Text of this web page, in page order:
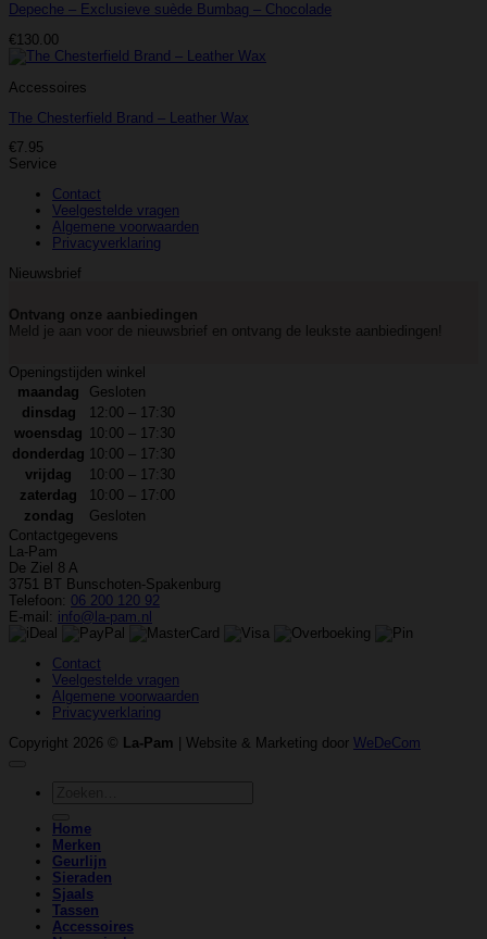
Depeche – Exclusieve suède Bumbag – Chocolade
€130.00
Accessoires
The Chesterfield Brand – Leather Wax
€7.95
Service
Contact
Veelgestelde vragen
Algemene voorwaarden
Privacyverklaring
Nieuwsbrief
Ontvang onze aanbiedingen
Meld je aan voor de nieuwsbrief en ontvang de leukste aanbiedingen!
Openingstijden winkel
maandag
Gesloten
dinsdag
12:00 – 17:30
woensdag 10:00 – 17:30
donderdag 10:00 – 17:30
vrijdag
10:00 – 17:30
zaterdag
10:00 – 17:00
zondag
Gesloten
Contactgegevens
La-Pam
De Ziel 8 A
3751 BT Bunschoten-Spakenburg
Telefoon: 06 200 120 92
E-mail: info@la-pam.nl
Contact
Veelgestelde vragen
Algemene voorwaarden
Privacyverklaring
Copyright 2026 © La-Pam | Website & Marketing door WeDeCom
Home
Merken
Geurlijn
Sieraden
Sjaals
Tassen
Accessoires